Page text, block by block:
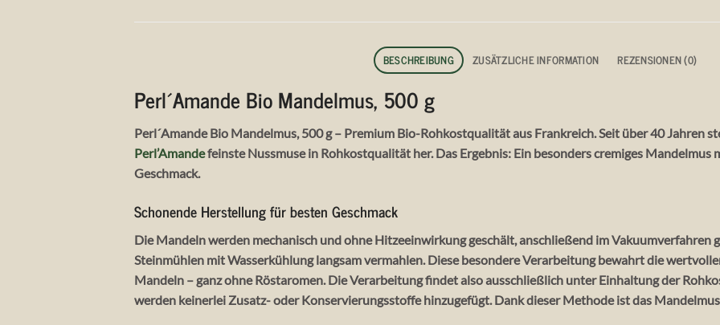
BESCHREIBUNG ZUSÄTZLICHE INFORMATION REZENSIONEN (0)
Perl´Amande Bio Mandelmus, 500 g
Perl´Amande Bio Mandelmus, 500 g – Premium Bio-Rohkostqualität aus Frankreich. Seit über 40 Jahren
Perl’Amandefeinste Nussmuse in Rohkostqualität her. Das Ergebnis: Ein besonders cremiges Mandelmus
Geschmack.
Schonende Herstellung für besten Geschmack
Die Mandeln werden mechanisch und ohne Hitzeeinwirkung geschält, anschließend im Vakuumverfahren
Steinmühlen mit Wasserkühlung langsam vermahlen. Diese besondere Verarbeitung bewahrt die
Mandeln – ganz ohne Röstaromen. Die Verarbeitung findet also ausschließlich unter Einhaltung der
werden keinerlei Zusatz- oder Konservierungsstoffe hinzugefügt. Dank dieser Methode ist das